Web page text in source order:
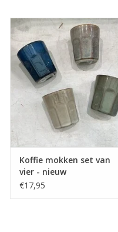
Koffie mokken set van vier -
nieuw
Koffie mokken set van
vier - nieuw
€17,95